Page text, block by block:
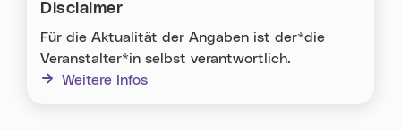
Disclaimer
Für die Aktualität der Angaben ist der*die
Veranstalter*in selbst verantwortlich.
Weitere Infos